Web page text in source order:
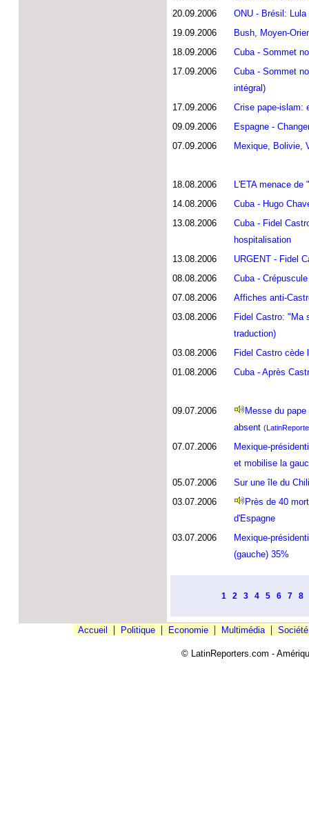
20.09.2006
ONU - Brésil:
19.09.2006
Bush, Moyen-
18.09.2006
Cuba - Sommet
17.09.2006
Cuba - Sommet
intégral)
17.09.2006
Crise pape-islam:
09.09.2006
Espagne -
07.09.2006
Mexique, Bolivie,
18.08.2006
L'ETA menace de
14.08.2006
Cuba - Hugo
13.08.2006
Cuba - Fidel
hospitalisation
13.08.2006
URGENT - Fidel
08.08.2006
Cuba -
07.08.2006
Affiches anti-
03.08.2006
Fidel Castro: "Ma
traduction)
03.08.2006
Fidel Castro cède
01.08.2006
Cuba - Après
09.07.2006
Messe du
absent
07.07.2006
Mexique-
et mobilise la
05.07.2006
Sur une île du
03.07.2006
Près de 40
d'Espagne
03.07.2006
Mexique-
(gauche) 35%
1 2 3 4 5 6 7 8
Accueil | Politique | Economie | Multimédia | Société
© LatinReporters.com -